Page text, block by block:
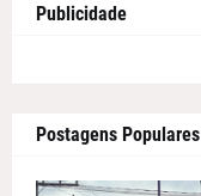
Publicidade
Postagens Populares